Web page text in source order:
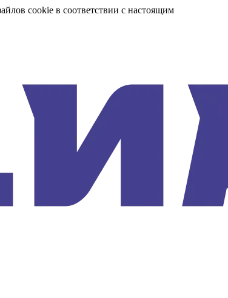
cookie в соответствии с настоящим